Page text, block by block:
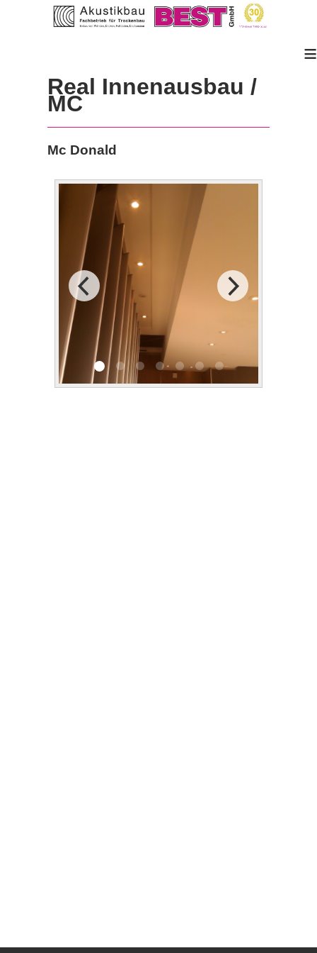
≡
Real Innenausbau /
MC
Mc Donald